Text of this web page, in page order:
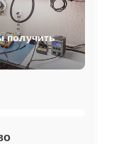
получить